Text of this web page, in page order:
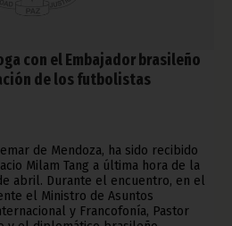
con el Embajador brasileño
de los futbolistas
de Mendoza, ha sido recibido
Milam Tang a última hora de la
abril. Durante el encuentro, en el
el Ministro de Asuntos
y Francofonía, Pastor